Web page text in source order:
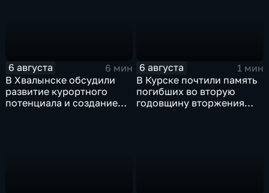
6 августа
6 мин
В Хвалынске обсудили
развитие курортного
потенциала и создание
6 августа
1 мин
В Курске почтили память
погибших во вторую
годовщину вторжения